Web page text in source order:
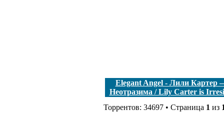
Elegant Angel - Лили Картер
Неотразима / Lily Carter is
Торрентов: 34697 • Страница 1 из